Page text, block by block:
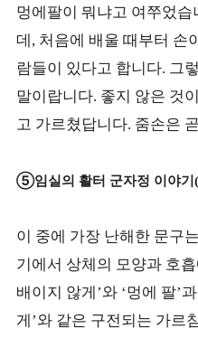
멍에팔이 뭐냐고 여쭈었습
데, 처음에 배울 때부터 손
람들이 있다고 합니다. 그
말이랍니다. 좋지 않은 것
고 가르쳤답니다. 줌손은
⑤임실의 활터 군자정 이야기
이 중에 가장 난해한 문구
기에서 상체의 모양과 호
배이지 않게’와 ‘멍에 팔’과
게’와 같은 구전되는 가르